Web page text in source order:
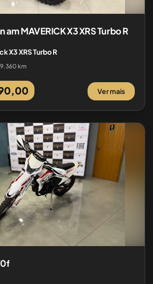
am MAVERICK X3 XRS Turbo R
X3 XRS Turbo R
km
Ver mais